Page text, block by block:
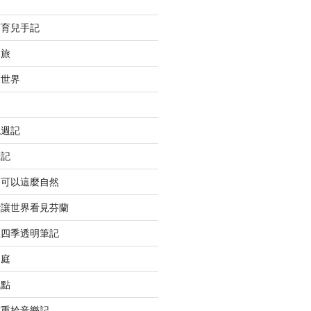
兒手記
界
記
以這麼自然
世界看見芬蘭
季透明筆記